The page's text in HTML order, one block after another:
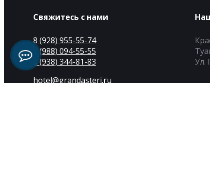
Свяжитесь с нами
8 (928) 955-55-74
8 (988) 094-55-55
8 (938) 344-81-83
hotel@grandasteri.ru
Ул.